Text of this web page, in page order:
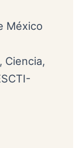
México
Ciencia,